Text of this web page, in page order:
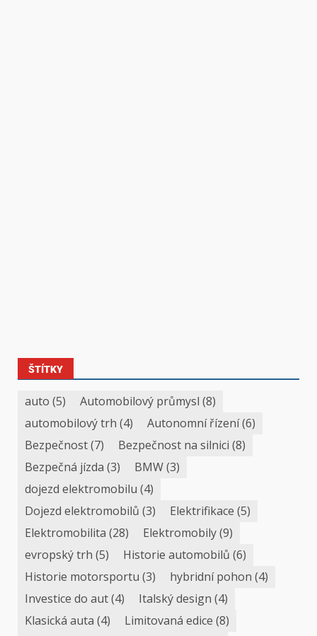
ŠTÍTKY
auto (5) Automobilový průmysl (8)
automobilový trh (4) Autonomní řízení(6)
Bezpečnost(7) Bezpečnost na silnici (8)
Bezpečná jízda (3) BMW(3)
dojezd elektromobilu (4)
Dojezd elektromobilů (3) Elektrifikace (5)
Elektromobilita (28) Elektromobily(9)
evropský trh (5) Historie automobilů (6)
Historie motorsportu (3) hybridní pohon (4)
Investice do aut(4) Italský design (4)
Klasická auta (4) Limitovaná edice (8)